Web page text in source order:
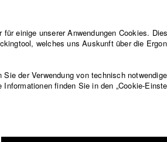
(Hochschule für Fernsehen und Film)
einige unserer Anwendungen Cookies.
welches uns Auskunft über die
der Verwendung von technisch
finden Sie in den „Cookie-